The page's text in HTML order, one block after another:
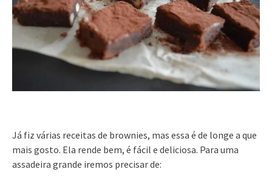
Já fiz várias receitas de brownies, mas essa é de longe a que
mais gosto. Ela rende bem, é fácil e deliciosa. Para uma
assadeira grande iremos precisar de: